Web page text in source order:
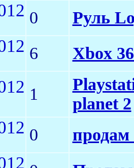
0 Руль
6 Xbox
1
planet 2
0 продам